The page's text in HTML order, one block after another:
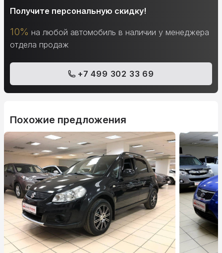
Получите персональную скидку!
10% на любой автомобиль в наличии у менеджера
отдела продаж
+7 499 302 33 69
Похожие предложения